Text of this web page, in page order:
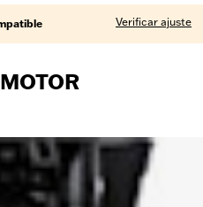
Verificar ajuste